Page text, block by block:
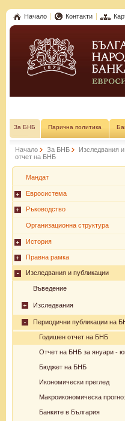
Начало Контакти
За БНБ Парична политика
Начало За БНБ Изследвания
отчет на БНБ
Мандат
Евросистема
Ръководство
Организационна структура
История
Правна рамка
Изследвания и публикации
Въведение
Изследвания
Периодични публикации на
Годишен отчет на БНБ
Отчет на БНБ за януари -
Бюджет на БНБ
Икономически преглед
Макроикономическа
Банките в България